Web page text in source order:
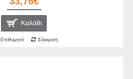
Καλάθι
Επιθυμητό Σύγκριση